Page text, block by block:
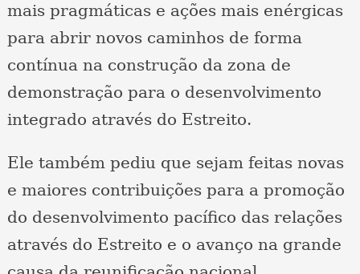
mais pragmáticas e ações mais enérgicas
para abrir novos caminhos de forma
contínua na construção da zona de
demonstração para o desenvolvimento
integrado através do Estreito.
Ele também pediu que sejam feitas novas
e maiores contribuições para a promoção
do desenvolvimento pacífico das relações
através do Estreito e o avanço na grande